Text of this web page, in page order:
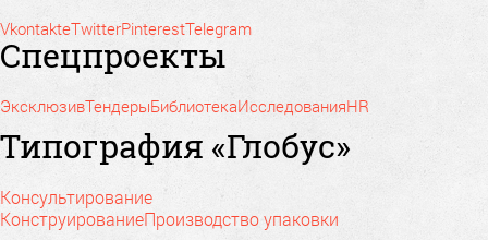
VkontakteTwitterPinterestTelegram
Спецпроекты
ЭксклюзивТендерыБиблиотекаИсследованияHR
Типография «Глобус»
Консультирование
КонструированиеПроизводство упаковки